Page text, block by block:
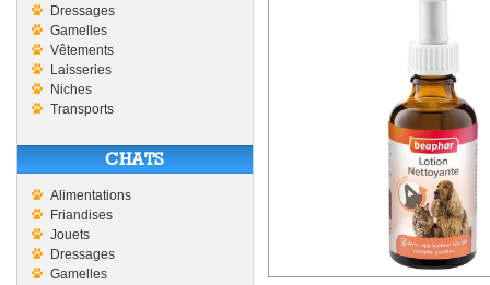
Dressages
Gamelles
Vêtements
Laisseries
Niches
Transports
CHATS
Alimentations
Friandises
Jouets
Dressages
Gamelles